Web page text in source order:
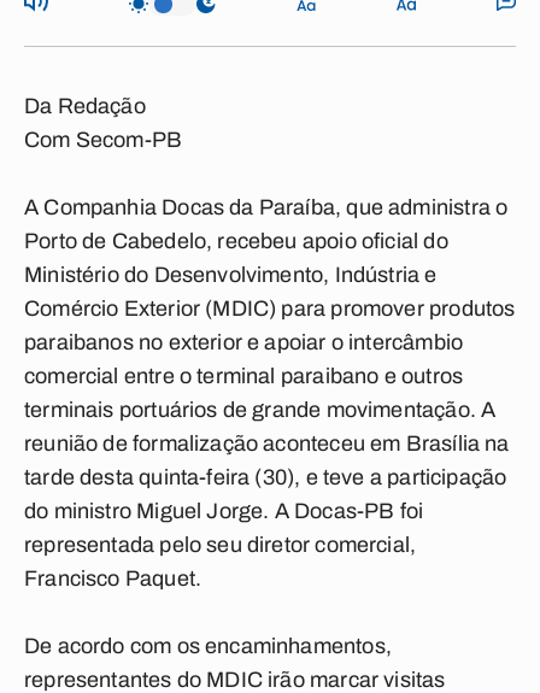
Da Redação
Com Secom-PB
A Companhia Docas da Paraíba, que administra o
Porto de Cabedelo, recebeu apoio oficial do
Ministério do Desenvolvimento, Indústria e
Comércio Exterior (MDIC) para promover produtos
paraibanos no exterior e apoiar o intercâmbio
comercial entre o terminal paraibano e outros
terminais portuários de grande movimentação. A
reunião de formalização aconteceu em Brasília na
tarde desta quinta-feira (30), e teve a participação
do ministro Miguel Jorge. A Docas-PB foi
representada pelo seu diretor comercial,
Francisco Paquet.
De acordo com os encaminhamentos,
representantes do MDIC irão marcar visitas